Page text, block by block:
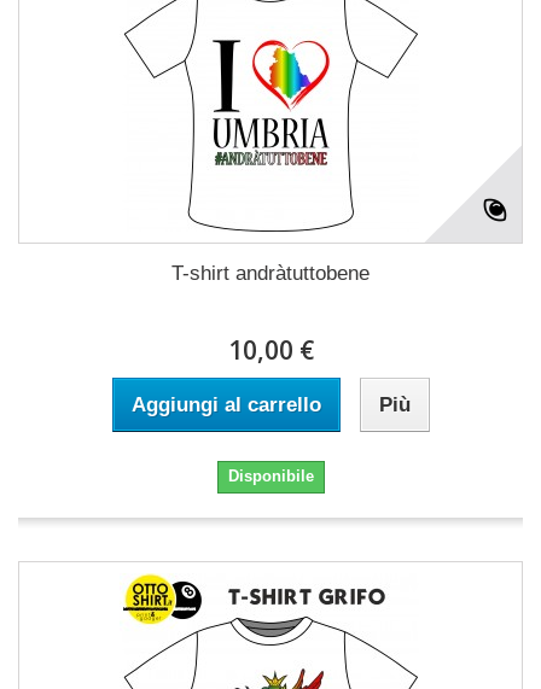
T-shirt andràtuttobene
10,00 €
Aggiungi al carrello Più
Disponibile